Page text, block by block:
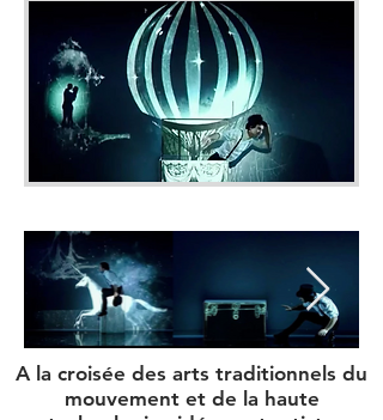
A la croisée des arts traditionnels du
mouvement et de la haute